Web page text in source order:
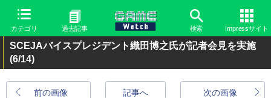
カテゴリ 過去記事 検索 Impressサイト
SCEJAバイスプレジデント織田博之氏が記者会見を実施
(6/14)
前の画像 次の画像
記事へ